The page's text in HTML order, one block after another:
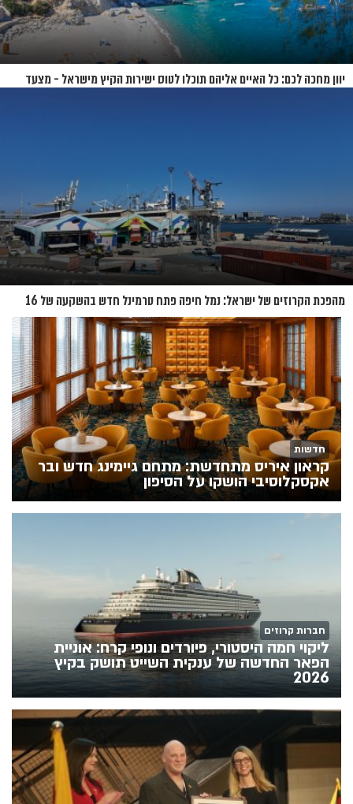
יוון מחכה לכם: כל האיים אליהם תוכלו לטוס ישירות הקיץ מישראל - מצעד
מהפכת הקרוזים של ישראל: נמל חיפה פתח טרמינל חדש בהשקעה של 16
מיליון שקל
חדשות
קראון איריס מתחדשת: מתחם גיימינג חדש ובר
אקסקלוסיבי הושקו על הסיפון
חברות קרוזים
ליקוי חמה היסטורי, פיורדים ונופי קרח: אוניית
הפאר החדשה של ענקית השייט תושק בקיץ
2026